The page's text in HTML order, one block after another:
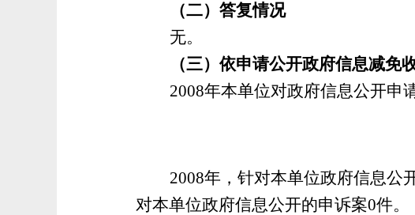
（二）答复情况
无。
（三）依申请公开政府信息减免
2008年本单位对政府信息公开申
2008年，针对本单位政府信息公
对本单位政府信息公开的申诉案0件。